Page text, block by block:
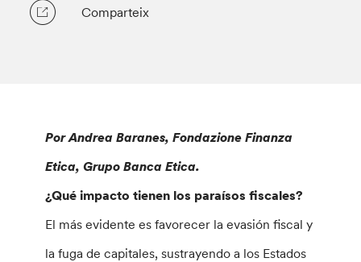
Comparteix
Por Andrea Baranes, Fondazione Finanza
Etica, Grupo Banca Etica.
¿Qué impacto tienen los paraísos fiscales?
El más evidente es favorecer la evasión fiscal y
la fuga de capitales, sustrayendo a los Estados